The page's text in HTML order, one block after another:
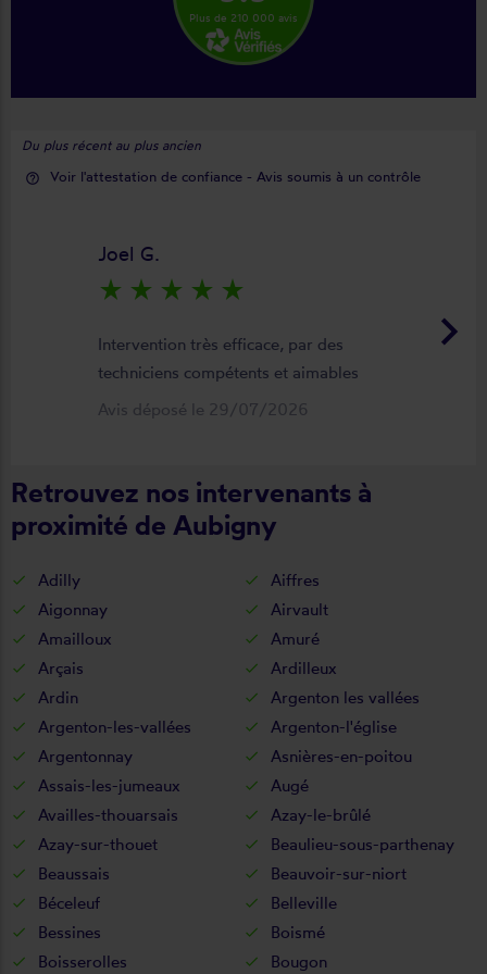
Plus de 210 000 avis
Du plus récent au plus ancien
help_outline Voir l'attestation de confiance - Avis soumis à un contrôle
keyboard_arrow_right
Joel G.
star_rate star_rate star_rate star_rate star_rate
Intervention très efficace, par des
techniciens compétents et aimables
Avis déposé le 29/07/2026
Retrouvez nos intervenants à
proximité de Aubigny
Adilly
Aiffres
Aigonnay
Airvault
Amailloux
Amuré
Arçais
Ardilleux
Ardin
Argenton les vallées
Argenton-les-vallées
Argenton-l'église
Argentonnay
Asnières-en-poitou
Assais-les-jumeaux
Augé
Availles-thouarsais
Azay-le-brûlé
Azay-sur-thouet
Beaulieu-sous-parthenay
Beaussais
Beauvoir-sur-niort
Béceleuf
Belleville
Bessines
Boismé
Boisserolles
Bougon